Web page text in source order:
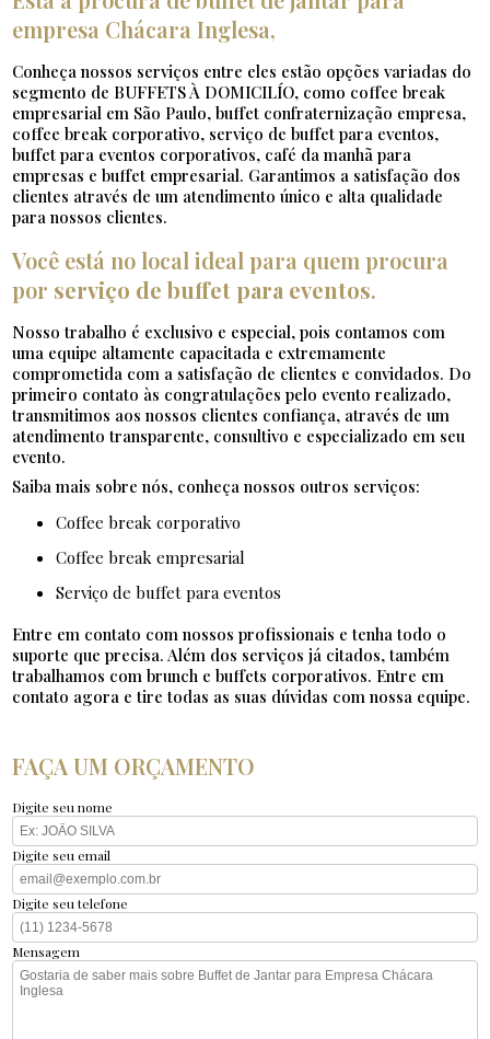
empresa Chácara Inglesa,
Conheça nossos serviços entre eles estão opções variadas do
segmento de BUFFETS À DOMICILÍO, como coffee break
empresarial em São Paulo, buffet confraternização empresa,
coffee break corporativo, serviço de buffet para eventos,
buffet para eventos corporativos, café da manhã para
empresas e buffet empresarial. Garantimos a satisfação dos
clientes através de um atendimento único e alta qualidade
para nossos clientes.
Você está no local ideal para quem procura
por serviço de buffet para eventos.
Nosso trabalho é exclusivo e especial, pois contamos com
uma equipe altamente capacitada e extremamente
comprometida com a satisfação de clientes e convidados. Do
primeiro contato às congratulações pelo evento realizado,
transmitimos aos nossos clientes confiança, através de um
atendimento transparente, consultivo e especializado em seu
evento.
Saiba mais sobre nós, conheça nossos outros serviços:
coffee break corporativo
coffee break empresarial
serviço de buffet para eventos
Entre em contato com nossos profissionais e tenha todo o
suporte que precisa. Além dos serviços já citados, também
trabalhamos com brunch e buffets corporativos. Entre em
contato agora e tire todas as suas dúvidas com nossa equipe.
FAÇA UM ORÇAMENTO
Digite seu nome
Digite seu email
Digite seu telefone
Mensagem